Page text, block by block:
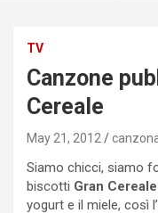
TV
Canzone
Cereale
May 21, 2012
Siamo chicci, siamo
biscotti Gran Cereale
yogurt e il miele, così